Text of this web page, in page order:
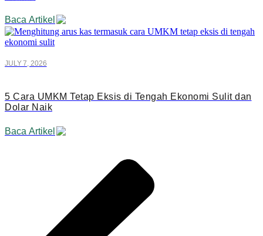
Baca Artikel
JULY 7, 2026
5 Cara UMKM Tetap Eksis di Tengah Ekonomi Sulit dan
Dolar Naik
Baca Artikel